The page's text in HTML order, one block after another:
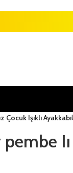
Işıklı Ayakkabı
Iı